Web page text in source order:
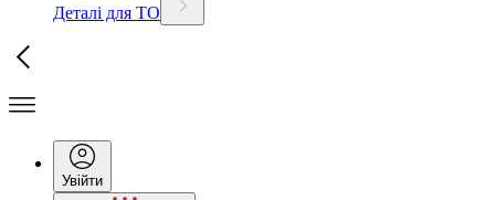
Деталі для ТО
Увійти